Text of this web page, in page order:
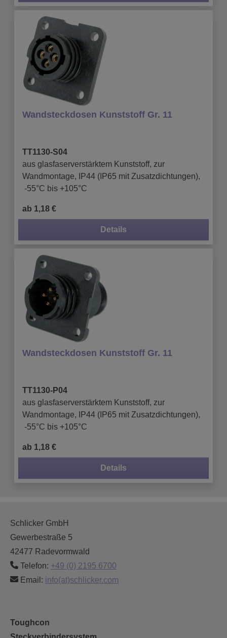
Wandsteckdosen Kunststoff Gr. 11
TT1130-S04
aus glasfaserverstärktem Kunststoff, zur
Wandmontage, IP44 (IP65 mit Zusatzdichtungen),
-55°C bis +105°C
ab 1,18 €
Details
Wandsteckdosen Kunststoff Gr. 11
TT1130-P04
aus glasfaserverstärktem Kunststoff, zur
Wandmontage, IP44 (IP65 mit Zusatzdichtungen),
-55°C bis +105°C
ab 1,18 €
Details
Schlicker GmbH
Gewerbestraße 5
42477 Radevormwald
Telefon: +49 (0) 2195 6700
Email: info(at)schlicker.com
Toughcon